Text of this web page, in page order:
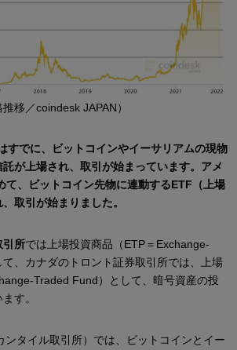
移／coindesk JAPAN）
すでに、ビットコインやイーサリアムの現物
が上場され、取引が始まっています。アメ
て、ビットコイン先物に連動するETF（上場
取引が始まりました。
引所では上場投資商品（ETP＝Exchange-
、カナダのトロント証券取引所では、上場
Traded Fund）として、暗号資産の投
す。
ンタイル取引所）では、ビットコインとイー